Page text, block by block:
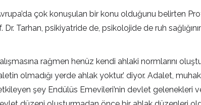
çok konuşulan bir konu olduğunu belirten
Tarhan, psikiyatride de, psikolojide de ruh
rağmen henüz kendi ahlaki normlarını
olmadığı yerde ahlak yoktur.’ diyor. Adalet,
şey Endülüs Emevileri’nin devlet gelenekleri